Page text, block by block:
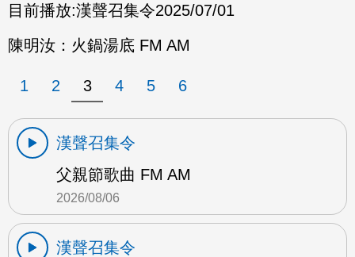
目前播放:漢聲召集令2025/07/01
陳明汝：火鍋湯底 FM AM
1 2 3 4 5 6
漢聲召集令
父親節歌曲 FM AM
2026/08/06
漢聲召集令